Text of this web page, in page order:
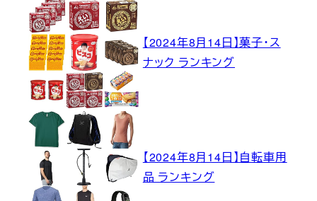
【2024年8月14日】菓子・ス
ナック ランキング
【2024年8月14日】自転車用
品 ランキング